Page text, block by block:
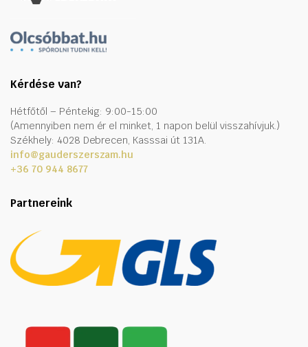
Kérdése van?
Hétfőtől – Péntekig: 9:00-15:00
(Amennyiben nem ér el minket, 1 napon belül visszahívjuk.)
Székhely: 4028 Debrecen, Kasssai út 131A.
info@gauderszerszam.hu
+36 70 944 8677
Partnereink